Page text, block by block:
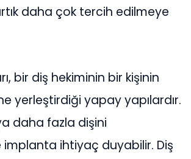
daha çok tercih edilmeye
bir diş hekiminin bir kişinin
yerleştirdiği yapay yapılardır.
daha fazla dişini
ihtiyaç duyabilir. Diş